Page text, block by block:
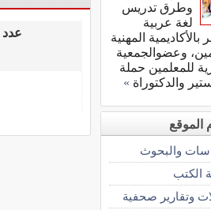
عدد 0 مقال تحت
وطرق تدريس
لغة عربية
المهنية
وعضوالجمعية
للمعلمين حملة
والدكتوراة »
الموقع
والبحوث
الكتب
وتقارير صحفية